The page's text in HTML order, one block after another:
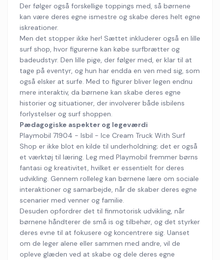
Der følger også forskellige toppings med, så børnene
kan være deres egne ismestre og skabe deres helt egne
iskreationer.
Men det stopper ikke her! Sættet inkluderer også en lille
surf shop, hvor figurerne kan købe surfbrætter og
badeudstyr. Den lille pige, der følger med, er klar til at
tage på eventyr, og hun har endda en ven med sig, som
også elsker at surfe. Med to figurer bliver legen endnu
mere interaktiv, da børnene kan skabe deres egne
historier og situationer, der involverer både isbilens
forlystelser og surf shoppen.
Pædagogiske aspekter og legeværdi
Playmobil 71904 - Isbil - Ice Cream Truck With Surf
Shop er ikke blot en kilde til underholdning; det er også
et værktøj til læring. Leg med Playmobil fremmer børns
fantasi og kreativitet, hvilket er essentielt for deres
udvikling. Gennem rolleleg kan børnene lære om sociale
interaktioner og samarbejde, når de skaber deres egne
scenarier med venner og familie.
Desuden opfordrer det til finmotorisk udvikling, når
børnene håndterer de små is og tilbehør, og det styrker
deres evne til at fokusere og koncentrere sig. Uanset
om de leger alene eller sammen med andre, vil de
opleve glæden ved at skabe og dele deres egne